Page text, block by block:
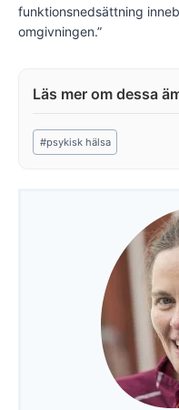
funktionsnedsättning
omgivningen.”
Post
Tags:
#psykisk hälsa